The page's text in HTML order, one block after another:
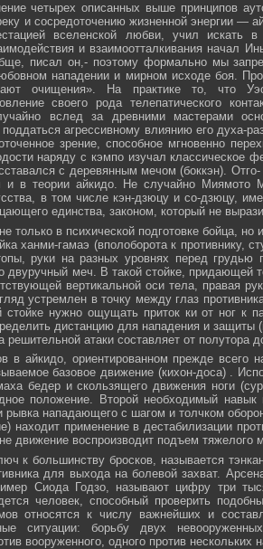
четырех описанных выше принципов
и сосредоточению жизненной энергии —
вселенской любви, учил искать
и взаимоотталкивания начал
писал он,- поэтому формально мы
нападении и мирном исходе боя.
очищения». На практике то, что
своего рода телепатического
вслед за древними мастерами
поддаться агрессивному влиянию его духа-
зрение, способное мгновенно
наряду с кэмпо изучал классическое
с деревянным мечом (боккэн).
в теории айкидо. Не случайно Миямото
в том числе кэн-дзюцу и со-дзюцу,
единства, законом, который не
только в психической подготовке бойца, но
ханми-гамаэ (вполоборота к противнику,
руки на разных уровнях перед грудью
меч. В такой стойке, придающей
вертикальной оси тела, правая
устремлен в точку между глаз
нужно ощущать приток ки от ног к
дистанцию для нападения и защиты
атаки составляет от полутора
в айкидо, ориентированном прежде всего
базовое движение (кихон-доса) .
бедер и скользящего движения ноги
положение. Второй необходимый
рывка нападающего с шагом и толчком
находит применение в дестабилизации
движение воспроизводит подъем тяжелого
к большинству бросков, называется
для выхода на болевой захват.
Сиода Годзо, называют цифру три
человек, способный проверить
относятся к числу важнейших и
ситуации: борьбу двух
вооруженного, одного против нескольких